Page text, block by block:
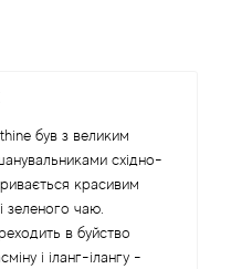
був з великим
східно-
красивим
зеленого чаю.
в буйство
і іланг-ілангу -